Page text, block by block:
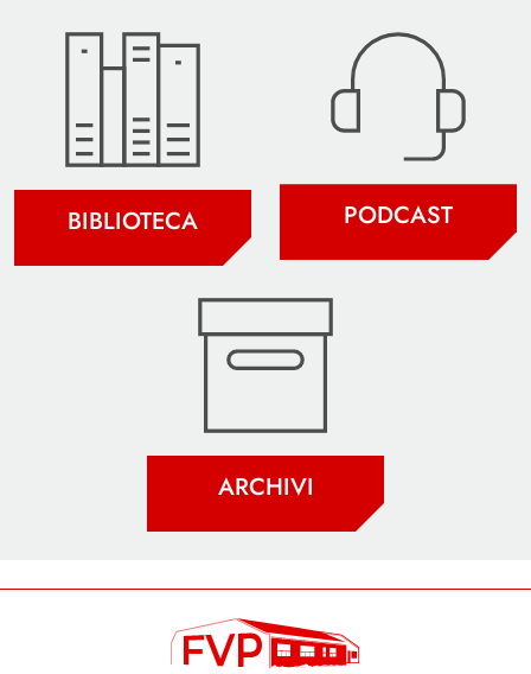
BIBLIOTECA PODCAST
ARCHIVI